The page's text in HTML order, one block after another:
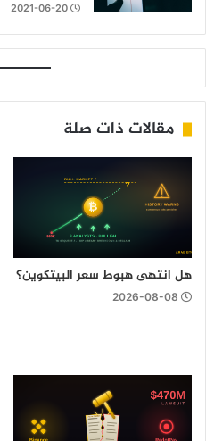
2021-06-20
مقالات ذات صلة
هل انتهى هبوط سعر البيتكوين؟
2026-08-08